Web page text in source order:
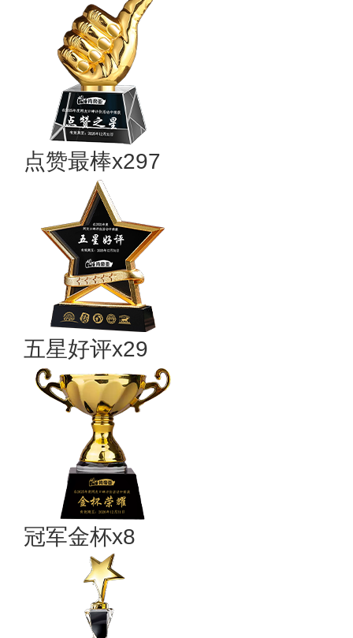
点赞最棒x297
五星好评x29
冠军金杯x8